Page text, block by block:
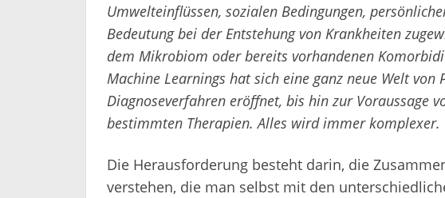
Umwelteinflüssen, sozialen Bedingungen,
Bedeutung bei der Entstehung von Krankheiten
dem Mikrobiom oder bereits vorhandenen
Machine Learnings hat sich eine ganz neue Welt von
Diagnoseverfahren eröffnet, bis hin zur Voraussage
bestimmten Therapien. Alles wird immer komplexer.
Die Herausforderung besteht darin, die
verstehen, die man selbst mit den